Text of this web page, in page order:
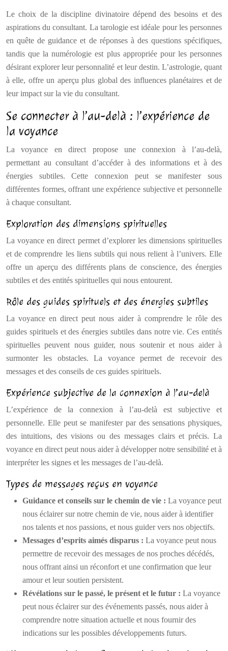
Le choix de la discipline divinatoire dépend des besoins et des
aspirations du consultant. La tarologie est idéale pour les personnes
en quête de guidance et de réponses à des questions spécifiques,
tandis que la numérologie est plus appropriée pour les personnes
désirant explorer leur personnalité et leur destin. L’astrologie, quant
à elle, offre un aperçu plus global des influences planétaires et de
leur impact sur la vie du consultant.
Se connecter à l’au-delà : l’expérience de
la voyance
La voyance en direct propose une connexion à l’au-delà,
permettant au consultant d’accéder à des informations et à des
énergies subtiles. Cette connexion peut se manifester sous
différentes formes, offrant une expérience subjective et personnelle
à chaque consultant.
Exploration des dimensions spirituelles
La voyance en direct permet d’explorer les dimensions spirituelles
et de comprendre les liens subtils qui nous relient à l’univers. Elle
offre un aperçu des différents plans de conscience, des énergies
subtiles et des entités spirituelles qui nous entourent.
Rôle des guides spirituels et des énergies subtiles
La voyance en direct peut nous aider à comprendre le rôle des
guides spirituels et des énergies subtiles dans notre vie. Ces entités
spirituelles peuvent nous guider, nous soutenir et nous aider à
surmonter les obstacles. La voyance permet de recevoir des
messages et des conseils de ces guides spirituels.
Expérience subjective de la connexion à l’au-delà
L’expérience de la connexion à l’au-delà est subjective et
personnelle. Elle peut se manifester par des sensations physiques,
des intuitions, des visions ou des messages clairs et précis. La
voyance en direct peut nous aider à développer notre sensibilité et à
interpréter les signes et les messages de l’au-delà.
Types de messages reçus en voyance
Guidance et conseils sur le chemin de vie : La voyance peut
nous éclairer sur notre chemin de vie, nous aider à identifier
nos talents et nos passions, et nous guider vers nos objectifs.
Messages d’esprits aimés disparus : La voyance peut nous
permettre de recevoir des messages de nos proches décédés,
nous offrant ainsi un réconfort et une confirmation que leur
amour et leur soutien persistent.
Révélations sur le passé, le présent et le futur : La voyance
peut nous éclairer sur des événements passés, nous aider à
comprendre notre situation actuelle et nous fournir des
indications sur les possibles développements futurs.